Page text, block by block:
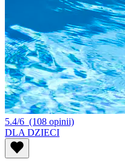
5.4/6 (108 opinii)
DLA DZIECI